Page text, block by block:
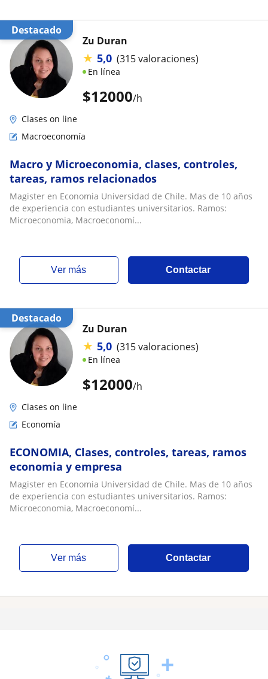
Destacado
$12000/h
Zu Duran
★ 5,0 (315 valoraciones)
En línea
Clases on line
Macroeconomía
Macro y Microeconomia, clases, controles,
tareas, ramos relacionados
Magister en Economia Universidad de Chile. Mas de 10 años
de experiencia con estudiantes universitarios. Ramos:
Microeconomia, Macroeconomí...
ver más Contactar
Destacado
$12000/h
Zu Duran
★ 5,0 (315 valoraciones)
En línea
Clases on line
Economía
ECONOMIA, Clases, controles, tareas, ramos
economia y empresa
Magister en Economia Universidad de Chile. Mas de 10 años
de experiencia con estudiantes universitarios. Ramos:
Microeconomia, Macroeconomí...
ver más Contactar